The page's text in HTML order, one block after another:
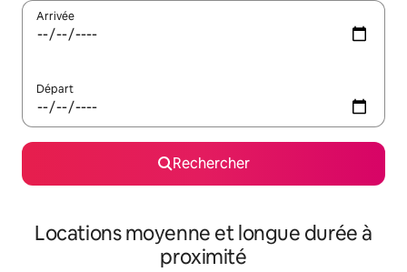
Arrivée
Départ
Rechercher
Locations moyenne et longue durée à
proximité